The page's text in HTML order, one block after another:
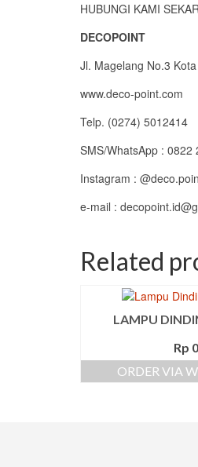
HUBUNGI KAMI
DECOPOINT
Jl. Magelang No.3
www.deco-point.com
Telp. (0274) 5012414
SMS/WhatsApp : 0822
Instagram :
e-mail :
Related
LAMPU
Rp 0
ORDER VIA